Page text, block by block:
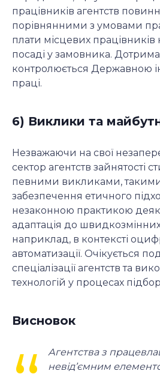
працівників агентств
порівнянними з умовами
плати місцевих працівників
посаді у замовника.
контролюється Державною
праці.
6) Виклики та
Незважаючи на свої
сектор агентств зайнятості
певними викликами, такими
забезпечення етичного
незаконною практикою
адаптація до
наприклад, в контексті
автоматизації. Очікується
спеціалізації агентств та
технологій у процесах
Висновок
Агентства з
невід’ємним